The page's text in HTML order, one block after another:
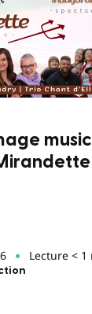
Lecture <